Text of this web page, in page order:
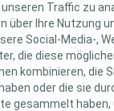
Traffic zu
über Ihre Nutzung
Social-Media-,
die diese
kombinieren, die
oder die sie
gesammelt